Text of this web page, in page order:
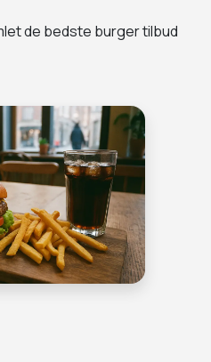
de bedste burger tilbud